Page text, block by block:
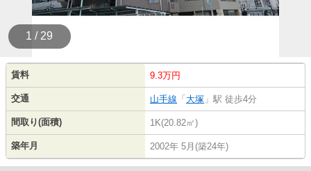
1 / 29
賃料 9.3万円
交通 山手線 「 大塚 」駅 徒歩4分
間取り(面積) 1K(20.82㎡)
築年月 2002年 5月(築24年)